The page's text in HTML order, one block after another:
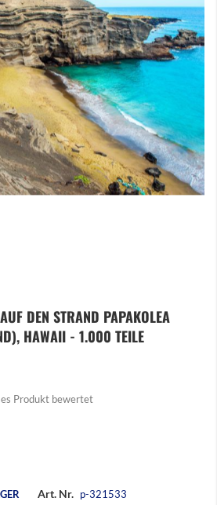
DEN STRAND PAPAKOLEA
HAWAII - 1.000 TEILE
Produkt bewertet
Art. Nr. p-321533